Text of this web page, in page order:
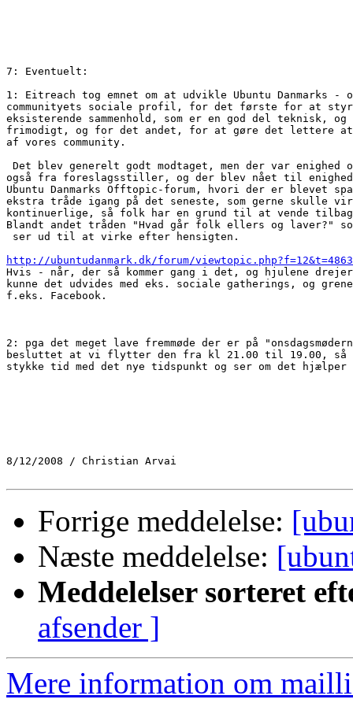
7: Eventuelt:
1: Eitreach tog emnet om at udvikle Ubuntu Danmarks -
communityets sociale profil, for det første for at
eksisterende sammenhold, som er en god del teknisk,
frimodigt, og for det andet, for at gøre det lettere
af vores community.
Det blev generelt godt modtaget, men der var enighed
også fra foreslagsstiller, og der blev nået til
Ubuntu Danmarks Offtopic-forum, hvori der er blevet
ekstra tråde igang på det seneste, som gerne skulle
kontinuerlige, så folk har en grund til at vende
Blandt andet tråden "Hvad går folk ellers og laver?"
ser ud til at virke efter hensigten.
http://ubuntudanmark.dk/forum/viewtopic.php?f=12&t=4863
Hvis - når, der så kommer gang i det, og hjulene
kunne det udvides med eks. sociale gatherings, og
f.eks. Facebook.
2: pga det meget lave fremmøde der er på
besluttet at vi flytter den fra kl 21.00 til 19.00, så
stykke tid med det nye tidspunkt og ser om det hjælper
8/12/2008 / Christian Arvai
Forrige meddelelse:
Næste meddelelse:
Meddelelser sorteret
afsender ]
Mere information om